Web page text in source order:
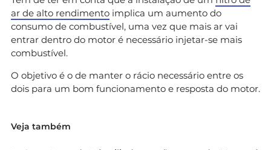
ar de alto rendimento implica um aumento do
consumo de combustível, uma vez que mais ar vai
entrar dentro do motor é necessário injetar-se mais
combustível.
O objetivo é o de manter o rácio necessário entre os
dois para um bom funcionamento e resposta do motor.
Veja também